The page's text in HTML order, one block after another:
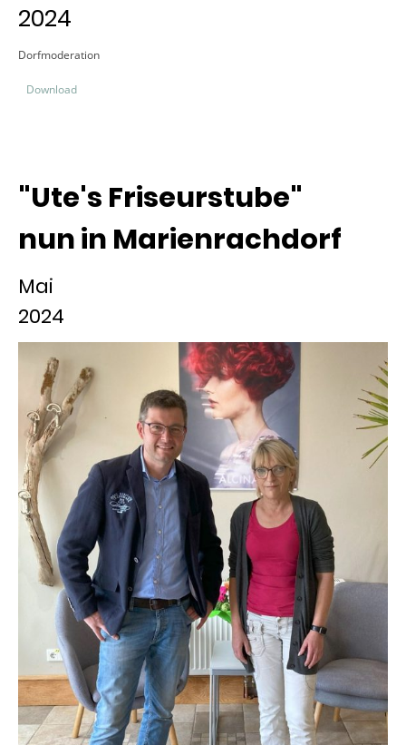
2024
Dorfmoderation
Download
"Ute's Friseurstube"
nun in Marienrachdorf
Mai
2024